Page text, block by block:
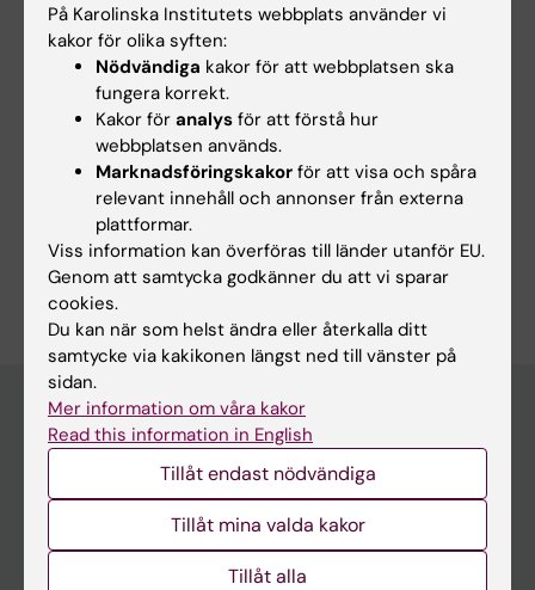
Innehållsgranskare:
Eva Melin
Malin Wirf
Sidan uppdaterad:2026-08-02
Huvudmeny
Utbildning
På Karolinska Institutets webbplats använder vi
kakor för olika syften:
Nödvändiga kakor för att webbplatsen ska
fungera korrekt.
Kakor för analys för att förstå hur
webbplatsen används.
Marknadsföringskakor för att visa och spåra
relevant innehåll och annonser från externa
plattformar.
Viss information kan överföras till länder utanför EU.
Genom att samtycka godkänner du att vi sparar
cookies.
Du kan när som helst ändra eller återkalla ditt
samtycke via kakikonen längst ned till vänster på
sidan.
Mer information om våra kakor
Read this information in English
Tillåt endast nödvändiga
Tillåt mina valda kakor
Tillåt alla